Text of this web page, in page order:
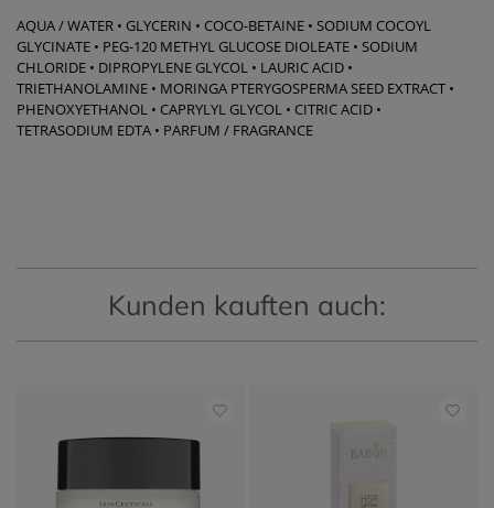
AQUA / WATER • GLYCERIN • COCO-BETAINE • SODIUM COCOYL
GLYCINATE • PEG-120 METHYL GLUCOSE DIOLEATE • SODIUM
CHLORIDE • DIPROPYLENE GLYCOL • LAURIC ACID •
TRIETHANOLAMINE • MORINGA PTERYGOSPERMA SEED EXTRACT •
PHENOXYETHANOL • CAPRYLYL GLYCOL • CITRIC ACID •
TETRASODIUM EDTA • PARFUM / FRAGRANCE
Kunden kauften auch: